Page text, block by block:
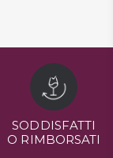
SODDISFATTI
O RIMBORSATI